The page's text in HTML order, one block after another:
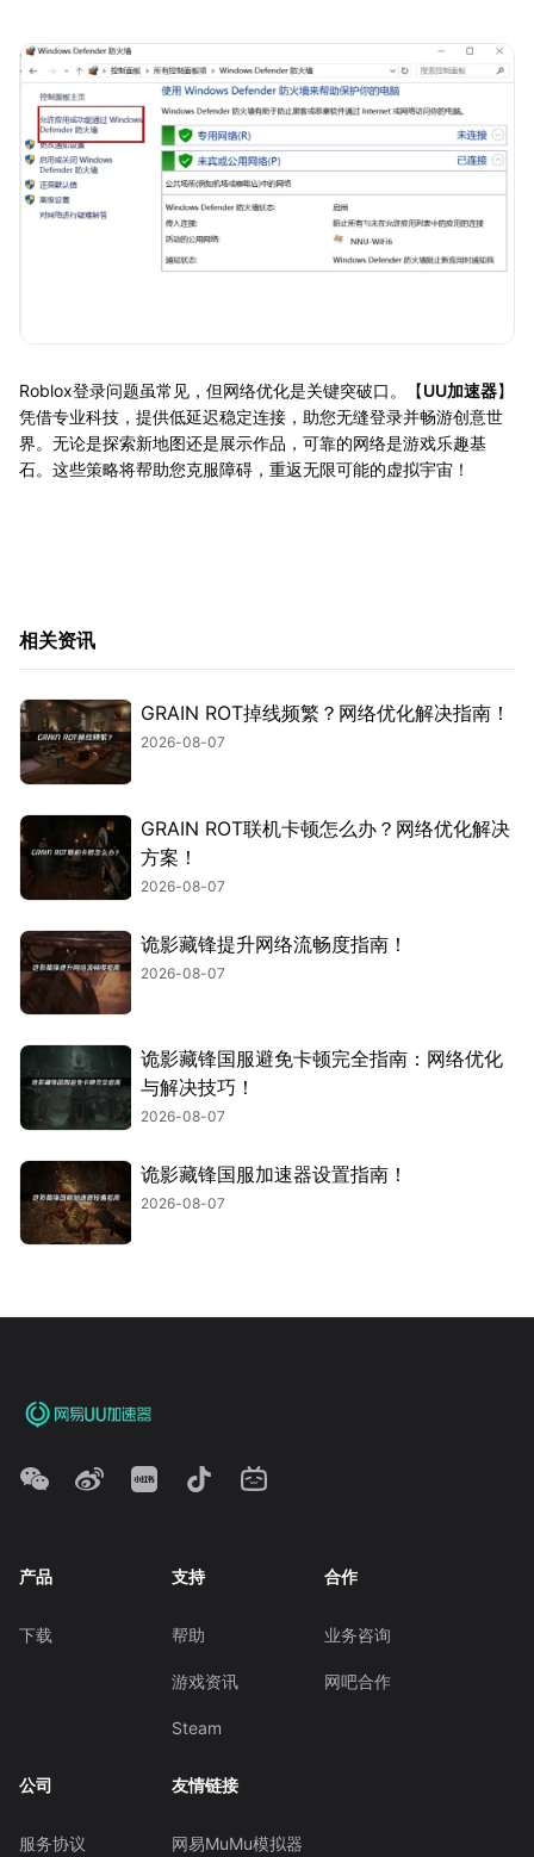
Roblox登录问题虽常见，但网络优化是关键突破口。【UU加速器】
凭借专业科技，提供低延迟稳定连接，助您无缝登录并畅游创意世
界。无论是探索新地图还是展示作品，可靠的网络是游戏乐趣基
石。这些策略将帮助您克服障碍，重返无限可能的虚拟宇宙！
相关资讯
GRAIN ROT掉线频繁？网络优化解决指南！
2026-08-07
GRAIN ROT联机卡顿怎么办？网络优化解决
方案！
2026-08-07
诡影藏锋提升网络流畅度指南！
2026-08-07
诡影藏锋国服避免卡顿完全指南：网络优化
与解决技巧！
2026-08-07
诡影藏锋国服加速器设置指南！
2026-08-07
产品
下载
支持
帮助
游戏资讯
Steam
合作
业务咨询
网吧合作
公司
服务协议
友情链接
网易MuMu模拟器